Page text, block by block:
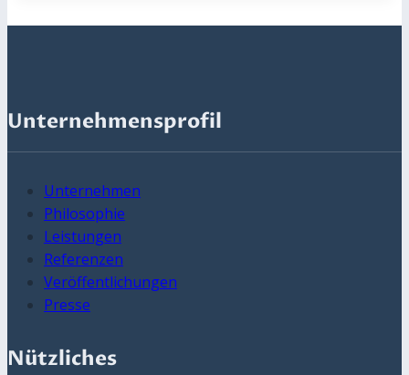
Unternehmensprofil
Unternehmen
Philosophie
Leistungen
Referenzen
Veröffentlichungen
Presse
Nützliches